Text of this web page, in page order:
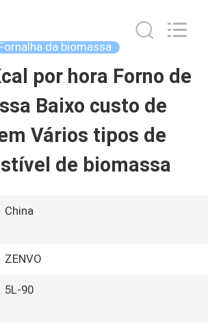
da biomassa
por hora Forno de
Baixo custo de
Vários tipos de
de biomassa
China
ZENVO
5L-90